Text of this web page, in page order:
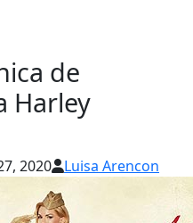
de
Harley
2020 Luisa Arencon